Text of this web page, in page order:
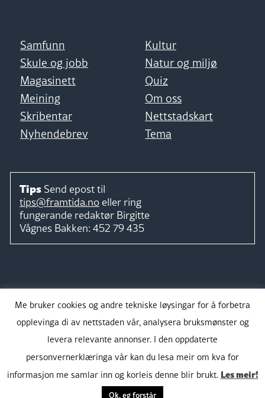
Samfunn
Kultur
Skule og jobb
Natur og miljø
Magasinett
Quiz
Meining
Om oss
Skribentar
Nettstadskart
Nyhendebrev
Tema
Tips Send epost til
tips@framtida.no eller ring
fungerande redaktør Birgitte
Vågnes Bakken: 452 79 435
Takk for støtta:
Me bruker cookies og andre tekniske løysingar for å forbetra
opplevinga di av nettstaden vår, analysera bruksmønster og
levera relevante annonser. I den oppdaterte
personvernerklæringa vår kan du lesa meir om kva for
informasjon me samlar inn og korleis denne blir brukt. Les meir!
Ok, eg forstår